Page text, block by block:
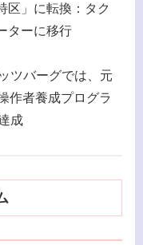
区」に転換：タク
ターに移行
ツバーグでは、元
作者養成プログラ
成